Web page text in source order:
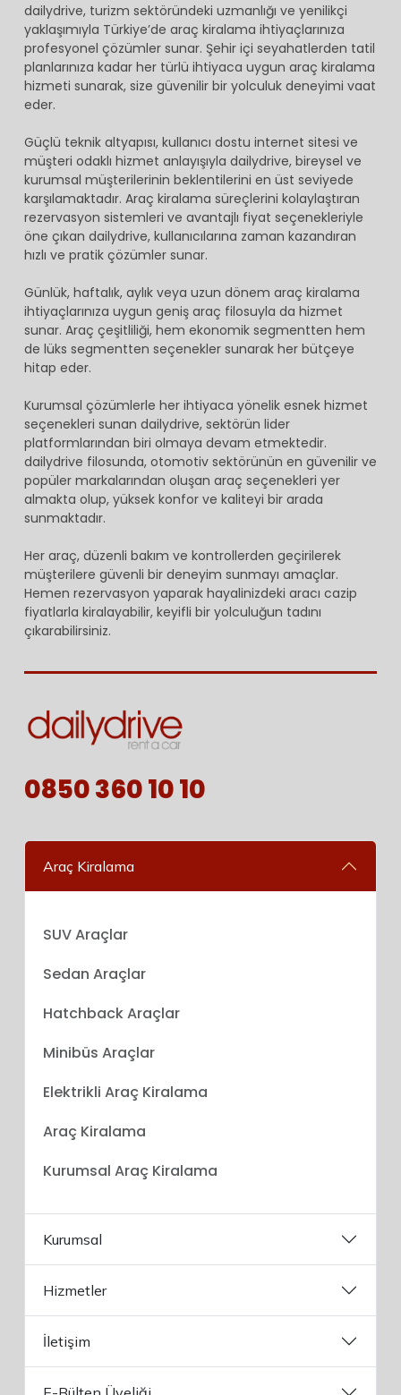
dailydrive, turizm sektöründeki uzmanlığı ve yenilikçi
yaklaşımıyla Türkiye’de araç kiralama ihtiyaçlarınıza
profesyonel çözümler sunar. Şehir içi seyahatlerden tatil
planlarınıza kadar her türlü ihtiyaca uygun araç kiralama
hizmeti sunarak, size güvenilir bir yolculuk deneyimi vaat
eder.
Güçlü teknik altyapısı, kullanıcı dostu internet sitesi ve
müşteri odaklı hizmet anlayışıyla dailydrive, bireysel ve
kurumsal müşterilerinin beklentilerini en üst seviyede
karşılamaktadır. Araç kiralama süreçlerini kolaylaştıran
rezervasyon sistemleri ve avantajlı fiyat seçenekleriyle
öne çıkan dailydrive, kullanıcılarına zaman kazandıran
hızlı ve pratik çözümler sunar.
Günlük, haftalık, aylık veya uzun dönem araç kiralama
ihtiyaçlarınıza uygun geniş araç filosuyla da hizmet
sunar. Araç çeşitliliği, hem ekonomik segmentten hem
de lüks segmentten seçenekler sunarak her bütçeye
hitap eder.
Kurumsal çözümlerle her ihtiyaca yönelik esnek hizmet
seçenekleri sunan dailydrive, sektörün lider
platformlarından biri olmaya devam etmektedir.
dailydrive filosunda, otomotiv sektörünün en güvenilir ve
popüler markalarından oluşan araç seçenekleri yer
almakta olup, yüksek konfor ve kaliteyi bir arada
sunmaktadır.
Her araç, düzenli bakım ve kontrollerden geçirilerek
müşterilere güvenli bir deneyim sunmayı amaçlar.
Hemen rezervasyon yaparak hayalinizdeki aracı cazip
fiyatlarla kiralayabilir, keyifli bir yolculuğun tadını
çıkarabilirsiniz.
0850 360 10 10
Araç Kiralama
SUV Araçlar
Sedan Araçlar
Hatchback Araçlar
Minibüs Araçlar
Elektrikli Araç Kiralama
Araç Kiralama
Kurumsal Araç Kiralama
Kurumsal
Hizmetler
İletişim